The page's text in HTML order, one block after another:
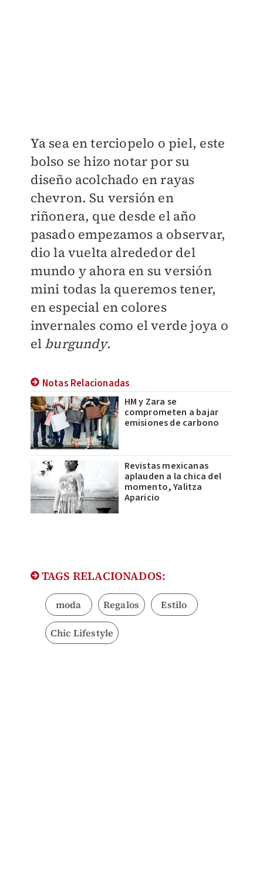
Ya sea en terciopelo o piel, este
bolso se hizo notar por su
diseño acolchado en rayas
chevron. Su versión en
riñonera, que desde el año
pasado empezamos a observar,
dio la vuelta alrededor del
mundo y ahora en su versión
mini todas la queremos tener,
en especial en colores
invernales como el verde joya o
el burgundy.
Notas Relacionadas
HM y Zara se
comprometen a bajar
emisiones de carbono
Revistas mexicanas
aplauden a la chica del
momento, Yalitza
Aparicio
TAGS RELACIONADOS:
moda Regalos Estilo
Chic Lifestyle